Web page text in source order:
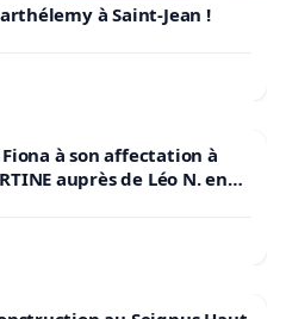
à Saint-Jean !
à son affectation à
auprès de Léo N. en